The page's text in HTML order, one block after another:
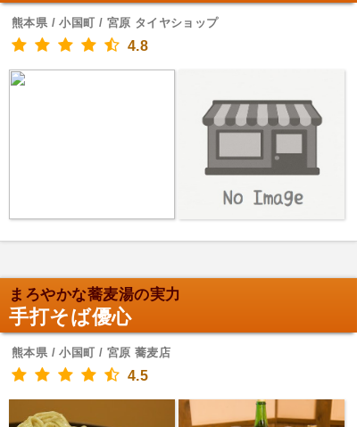
熊本県 / 小国町 / 宮原 タイヤショップ
4.8
まろやかな蕎麦湯の実力
手打そば優心
熊本県 / 小国町 / 宮原 蕎麦店
4.5